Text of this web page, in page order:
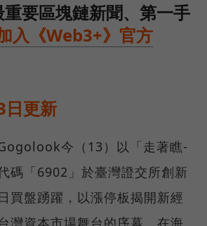
重要區塊鏈新聞、第一手
入《Web3+》官方
日更新
今（13）以「走著瞧-
碼「6902」於臺灣證交所創新
買盤踴躍，以漲停板揭開新經